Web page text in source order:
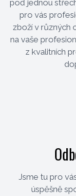
pod jednou
pro vás
zboží v různých
na vaše
z kvalitních
Jsme tu pro
úspěšně